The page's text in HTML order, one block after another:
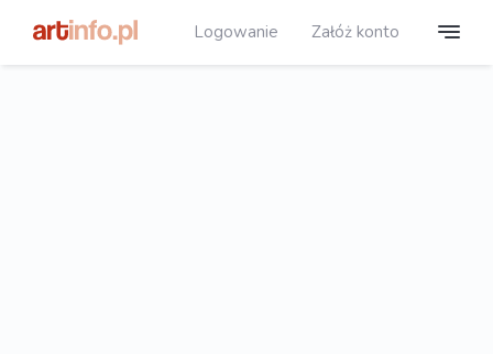
Logowanie Załóż konto